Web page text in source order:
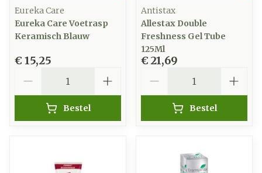
Eureka Care
Eureka Care Voetrasp
Keramisch Blauw
€ 15,25
Bestel
Antistax
Allestax Double
Freshness Gel Tube
125Ml
€ 21,69
Bestel